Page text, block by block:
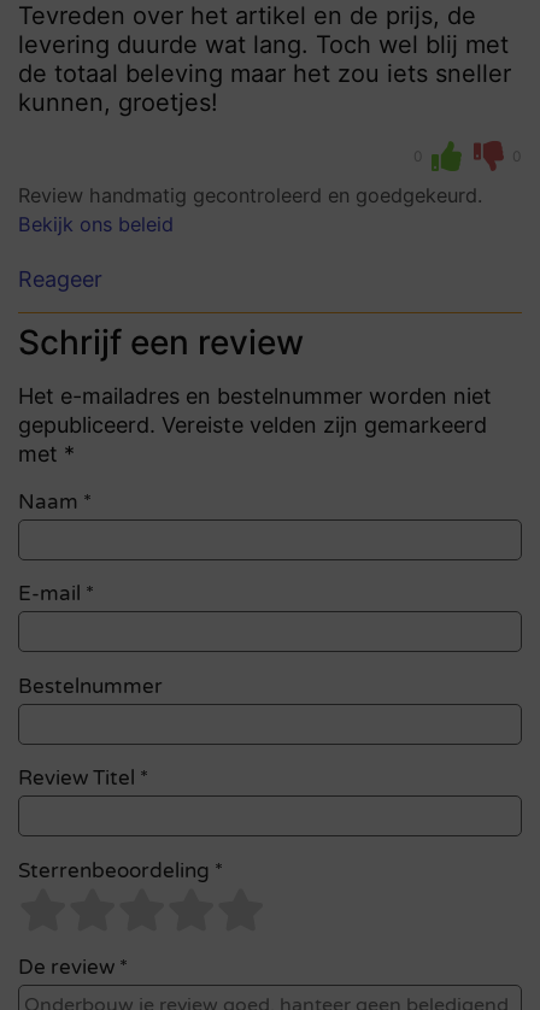
Tevreden over het artikel en de prijs, de
levering duurde wat lang. Toch wel blij met
de totaal beleving maar het zou iets sneller
kunnen, groetjes!
0 0
Review handmatig gecontroleerd en goedgekeurd.
Bekijk ons beleid
Reageer
Schrijf een review
Het e-mailadres en bestelnummer worden niet
gepubliceerd. Vereiste velden zijn gemarkeerd
met *
Naam *
E-mail *
Bestelnummer
Review Titel *
Sterrenbeoordeling *
De review *